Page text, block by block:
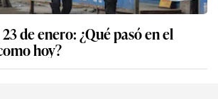
de enero: ¿Qué pasó en el
hoy?